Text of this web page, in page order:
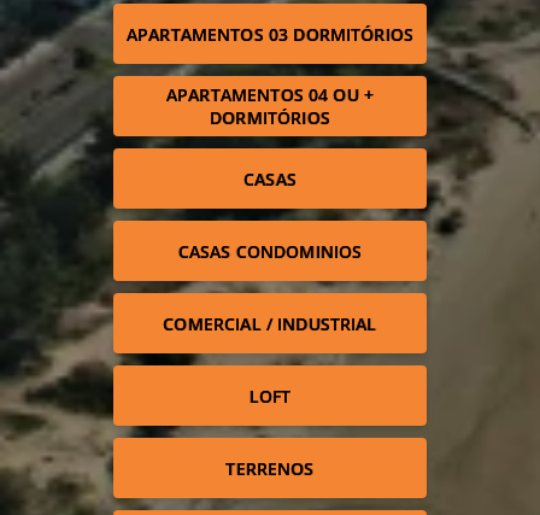
APARTAMENTOS 03 DORMITÓRIOS
APARTAMENTOS 04 OU +
DORMITÓRIOS
CASAS
CASAS CONDOMINIOS
COMERCIAL / INDUSTRIAL
LOFT
TERRENOS